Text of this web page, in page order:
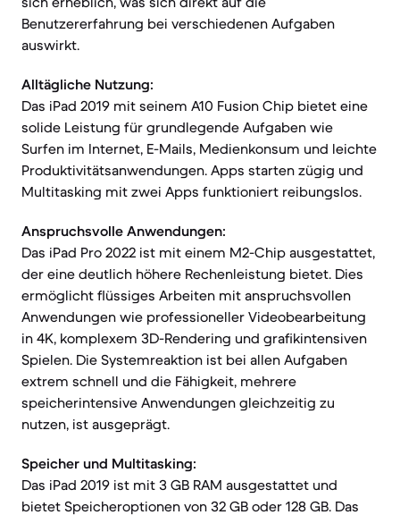
Benutzererfahrung bei verschiedenen Aufgaben
auswirkt.
Alltägliche Nutzung:
Das iPad 2019 mit seinem A10 Fusion Chip bietet eine
solide Leistung für grundlegende Aufgaben wie
Surfen im Internet, E-Mails, Medienkonsum und leichte
Produktivitätsanwendungen. Apps starten zügig und
Multitasking mit zwei Apps funktioniert reibungslos.
Anspruchsvolle Anwendungen:
Das iPad Pro 2022 ist mit einem M2-Chip ausgestattet,
der eine deutlich höhere Rechenleistung bietet. Dies
ermöglicht flüssiges Arbeiten mit anspruchsvollen
Anwendungen wie professioneller Videobearbeitung
in 4K, komplexem 3D-Rendering und grafikintensiven
Spielen. Die Systemreaktion ist bei allen Aufgaben
extrem schnell und die Fähigkeit, mehrere
speicherintensive Anwendungen gleichzeitig zu
nutzen, ist ausgeprägt.
Speicher und Multitasking:
Das iPad 2019 ist mit 3 GB RAM ausgestattet und
bietet Speicheroptionen von 32 GB oder 128 GB. Das